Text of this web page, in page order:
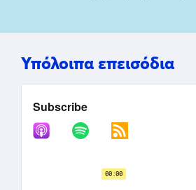
Υπόλοιπα επεισόδια